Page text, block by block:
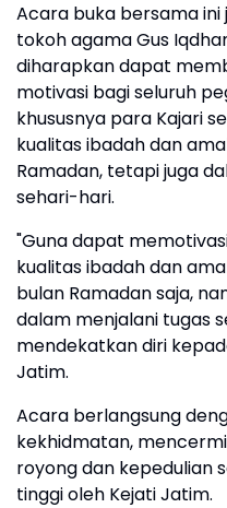
Acara buka bersama ini
tokoh agama Gus
diharapkan dapat
motivasi bagi seluruh
khususnya para Kajari
kualitas ibadah dan
Ramadan, tetapi juga
sehari-hari.
"Guna dapat
kualitas ibadah dan
bulan Ramadan saja,
dalam menjalani tugas
mendekatkan diri
Jatim.
Acara berlangsung
kekhidmatan,
royong dan kepedulian
tinggi oleh Kejati Jatim.